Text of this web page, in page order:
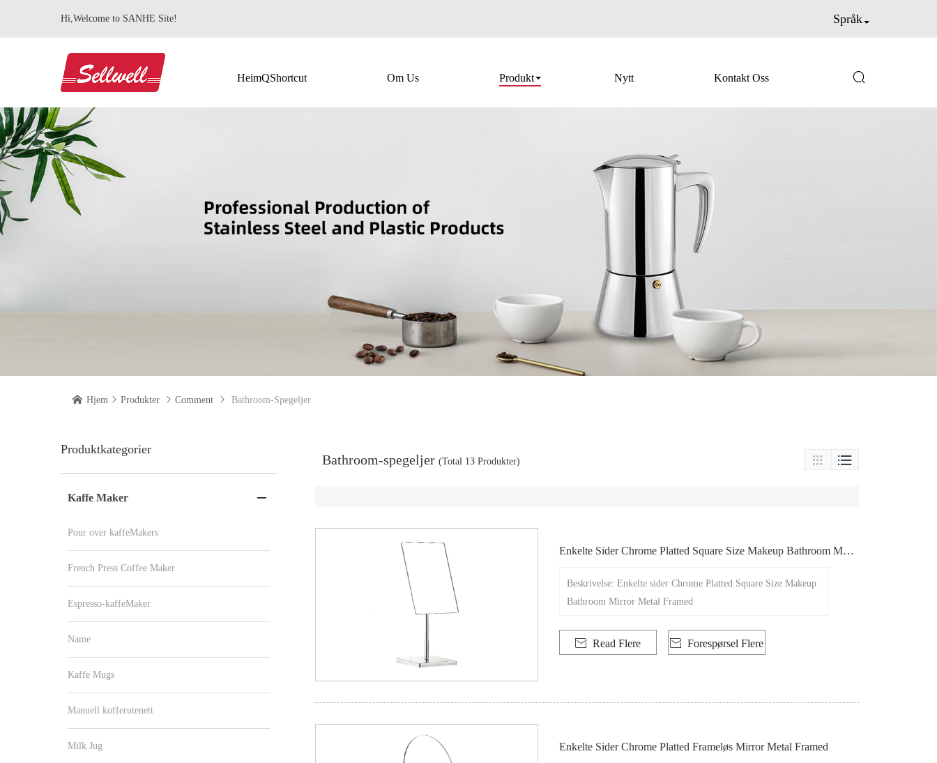
Hi,Welcome to SANHE Site! Språk
HeimQShortcut Om Us Produkt Nytt Kontakt Oss 
 Hjem  Produkter  Comment  Bathroom-Spegeljer
Produktkategorier
Kaffe Maker 
Pour over kaffeMakers
French Press Coffee Maker
Espresso-kaffeMaker
Name
Kaffe Mugs
Manuell kofferutenett
Milk Jug
Bathroom-spegeljer (Total 13 Produkter)  
Enkelte Sider Chrome Platted Square Size Makeup Bathroom Mirr
Beskrivelse: Enkelte sider Chrome Platted Square Size Makeup
Bathroom Mirror Metal Framed
 Read Flere  Forespørsel Flere
Enkelte Sider Chrome Platted Frameløs Mirror Metal Framed